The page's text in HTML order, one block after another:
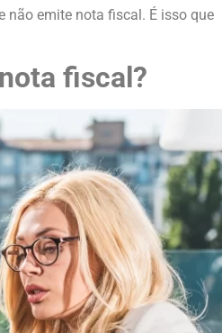
não emite nota fiscal. É isso que
fiscal?